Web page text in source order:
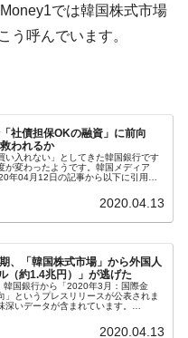
車への補助金を全廃 ⇒ 実
6カ月で対前年同期比
「極右勢力」のプラカー
でに18.4GW規模のAIデ
だってば。
』株価暴落で200兆蒸
ブランドを通報しようキ
では韓国株式市場
う呼んでいます。
社債担保OKの融資」に前向
われるか
い入れない」としてきた韓国銀行です
が変わったようです。韓国メディア
年04月12日の記事から以下に引用し
2020.04.13
、「韓国株式市場」から外国人
（約1.4兆円）」が逃げた
国銀行から「2020年3月：国際金
」というプレスリリースが公表されま
深いデータが含まれています。
2020.04.13